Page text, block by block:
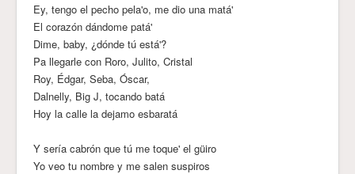
Ey, tengo el pecho pela'o, me dio una matá'
El corazón dándome patá'
Dime, baby, ¿dónde tú está'?
Pa llegarle con Roro, Julito, Cristal
Roy, Édgar, Seba, Óscar,
Dalnelly, Big J, tocando batá
Hoy la calle la dejamo esbaratá
Y sería cabrón que tú me toque' el güiro
Yo veo tu nombre y me salen suspiros